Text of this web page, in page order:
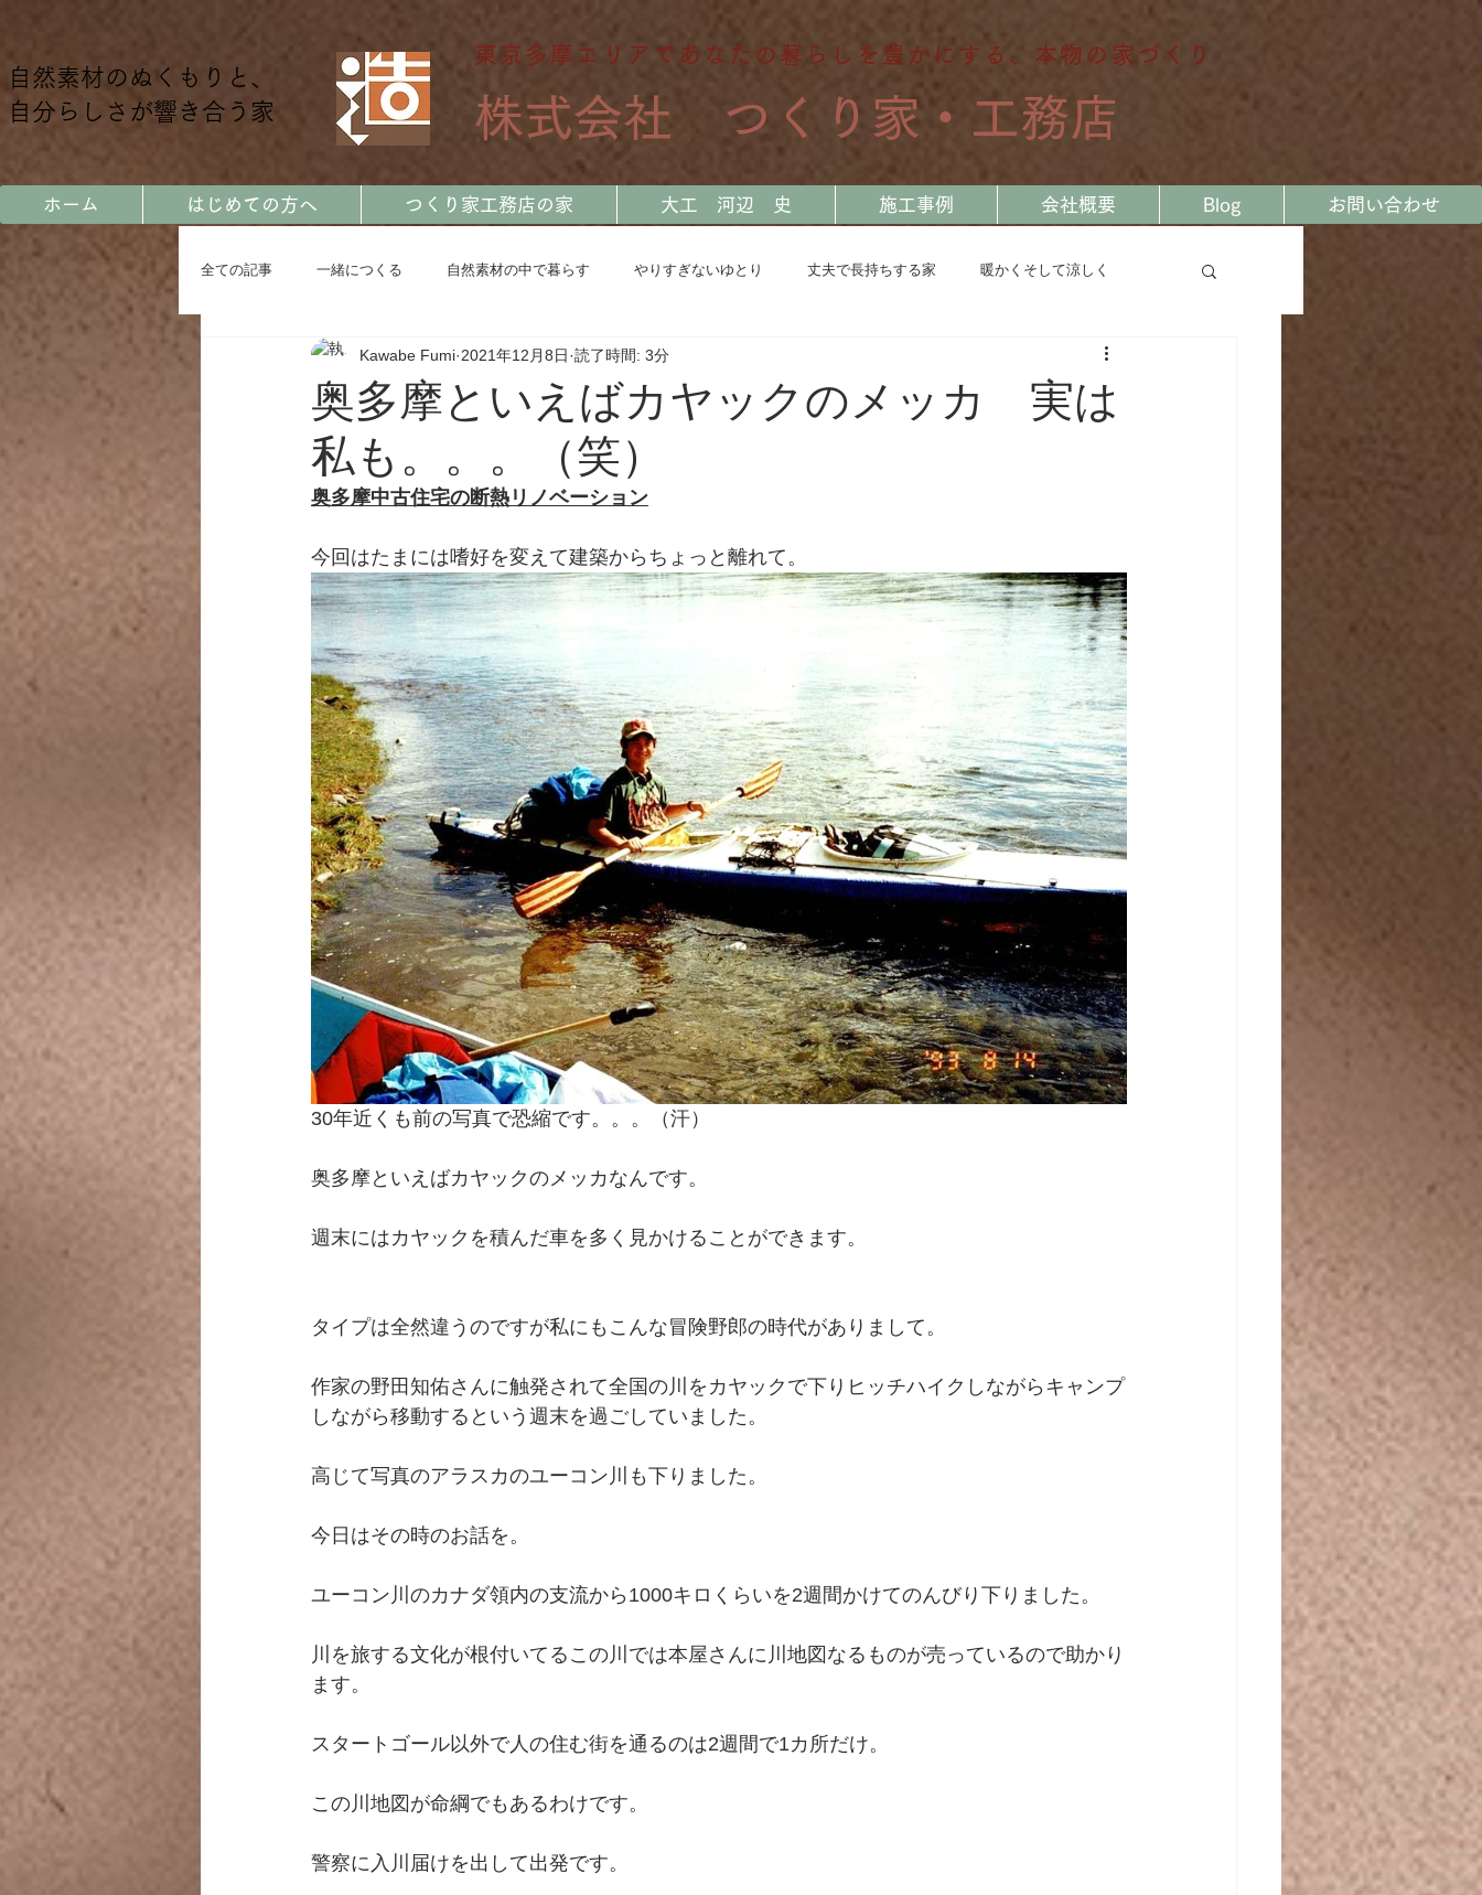
自然素材のぬくもりと、
自分らしさが響き合う家
東京多摩エリアであなたの暮らしを豊かにする、本物の家づくり
​株式会社 つくり家・工務店
ホーム はじめての方へ つくり家工務店の家 大工 河辺 史 施工事例 会社概要 Blog お問い合わせ
全ての記事 一緒につくる 自然素材の中で暮らす やりすぎないゆとり 丈夫で長持ちする家 暖かくそして涼しく
土地に暮らす カッコいい家 奥多摩 断熱リノベーション 私の大工の履歴書
お客様の声 会社をつくる 日常の中で感じたこと
奥多摩といえばカヤックのメッカ 実は
私も。。。（笑）
Kawabe Fumi 2021年12月8日 読了時間: 3分
奥多摩中古住宅の断熱リノベーション
今回はたまには嗜好を変えて建築からちょっと離れて。
30年近くも前の写真で恐縮です。。。（汗）
奥多摩といえばカヤックのメッカなんです。
週末にはカヤックを積んだ車を多く見かけることができます。
タイプは全然違うのですが私にもこんな冒険野郎の時代がありまして。
作家の野田知佑さんに触発されて全国の川をカヤックで下りヒッチハイクしながらキャンプ
しながら移動するという週末を過ごしていました。
高じて写真のアラスカのユーコン川も下りました。
今日はその時のお話を。
ユーコン川のカナダ領内の支流から1000キロくらいを2週間かけてのんびり下りました。
川を旅する文化が根付いてるこの川では本屋さんに川地図なるものが売っているので助かり
ます。
スタートゴール以外で人の住む街を通るのは2週間で1カ所だけ。
この川地図が命綱でもあるわけです。
警察に入川届けを出して出発です。